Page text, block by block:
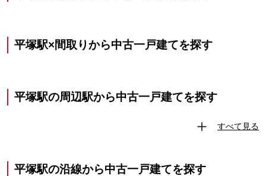
平塚駅×間取りから中古一戸建てを探す
平塚駅の周辺駅から中古一戸建てを探す
すべて見る
平塚駅の沿線から中古一戸建てを探す